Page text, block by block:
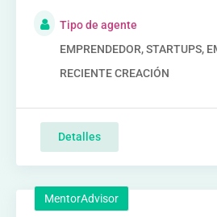
Tipo de agente
EMPRENDEDOR, STARTUPS,
RECIENTE CREACIÓN
Detalles
MentorAdvisor